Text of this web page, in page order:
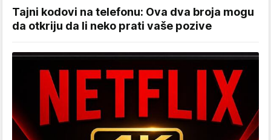
Tajni kodovi na telefonu: Ova dva broja mogu
da otkriju da li neko prati vaše pozive